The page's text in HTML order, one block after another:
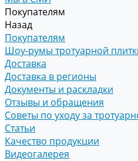
Покупателям
Назад
Покупателям
Шоу-румы тротуарной
Доставка
Доставка в регионы
Документы и раскладки
Отзывы и обращения
Советы по уходу за
Статьи
Качество продукции
Видеогалерея